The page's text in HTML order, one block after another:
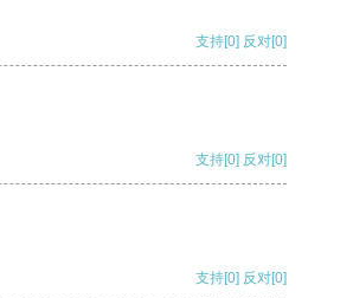
支持[0] 反对[0]
支持[0] 反对[0]
支持[0] 反对[0]